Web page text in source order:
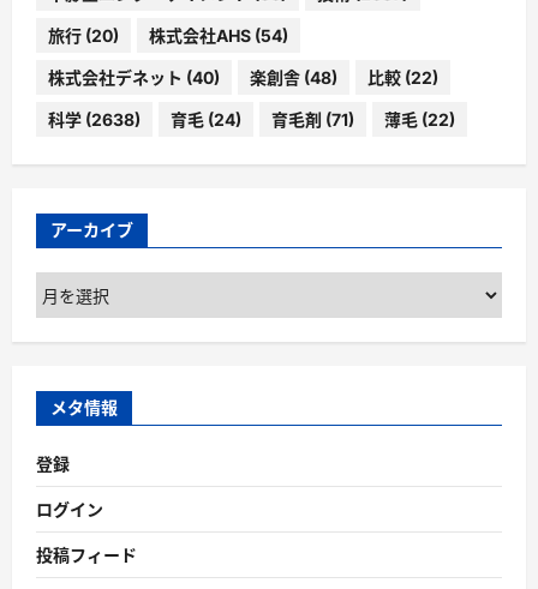
旅行 (20) 株式会社AHS (54)
株式会社デネット (40) 楽創舎 (48) 比較 (22)
科学 (2638) 育毛 (24) 育毛剤 (71) 薄毛 (22)
アーカイブ
ア
ー
カ
ブ
メタ情報
登録
ログイン
投稿フィード